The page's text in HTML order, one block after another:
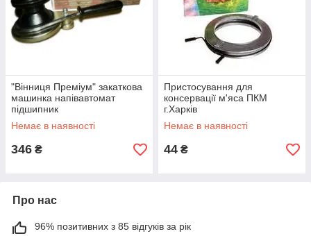
"Вінниця Преміум" закаткова
машинка напівавтомат
підшипник
Немає в наявності
346 ₴
Пристосування для
консервації м'яса ПКМ
г.Харків
Немає в наявності
44 ₴
Про нас
96% позитивних з 85 відгуків за рік